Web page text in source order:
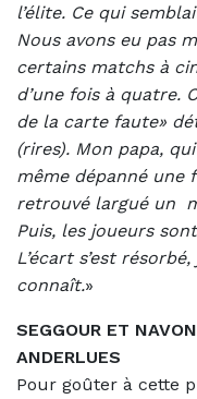
l’élite. Ce qui
Nous avons eu pas
certains matchs à
d’une fois à quatre.
de la carte faute»
(rires). Mon papa,
même dépanné une
retrouvé largué un
Puis, les joueurs
L’écart s’est
connaît.»
SEGGOUR ET
ANDERLUES
Pour goûter à cette